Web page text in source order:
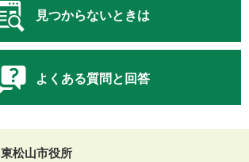
見つからないときは
よくある質問と回答
東松山市役所